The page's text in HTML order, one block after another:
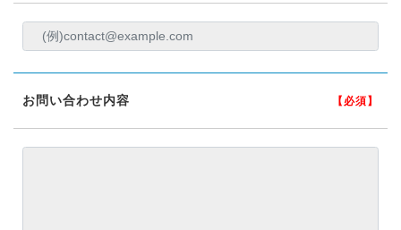
【必須】
お問い合わせ内容